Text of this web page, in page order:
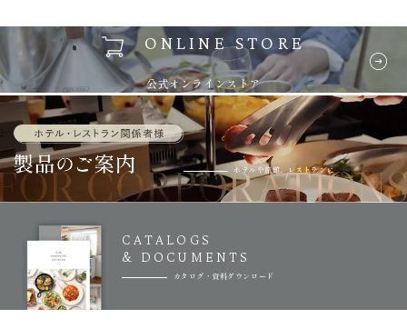
ONLINE STORE
公式オンラインストア
ホテルや旅館、レストランに
CATALOGS
& DOCUMENTS
カタログ・資料ダウンロード